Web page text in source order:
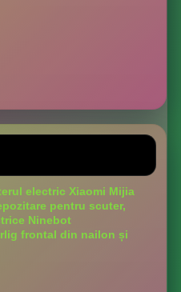
electric Xiaomi Mijia
pentru scuter,
Ninebot
frontal din nailon și